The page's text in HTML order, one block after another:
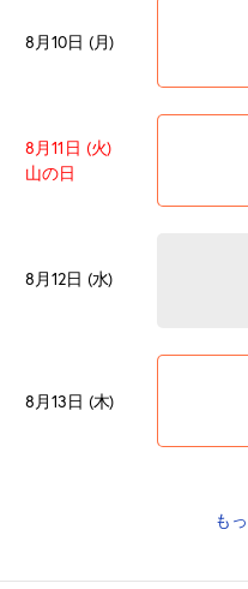
8月10日 (月)
8月11日 (火)
山の日
8月12日 (水)
8月13日 (木)
も